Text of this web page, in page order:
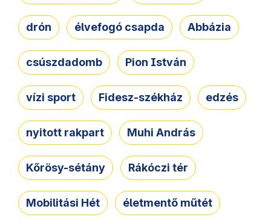
drón élvefogó csapda Abbázia
csúszdadomb Pion István
vízi sport Fidesz-székház edzés
nyitott rakpart Muhi András
Kőrösy-sétány Rákóczi tér
Mobilitási Hét életmentő műtét